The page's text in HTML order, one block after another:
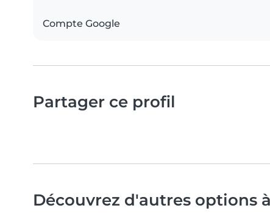
Compte Google
Partager ce profil
Découvrez d'autres options